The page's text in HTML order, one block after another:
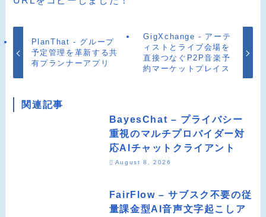
PlanThat - グループ
予定管理を革新する共
有プランナーアプリ
GigXchange - アーテ
ィストとライブ会場を
直接つなぐP2P音楽予
約マーケットプレイス
関連記事
BayesChat – プライバシー
重視のマルチプロバイダー対
応AIチャットクライアント
August 8, 2026
FairFlow – サブスク不要の従
量課金型AI音声文字起こしア